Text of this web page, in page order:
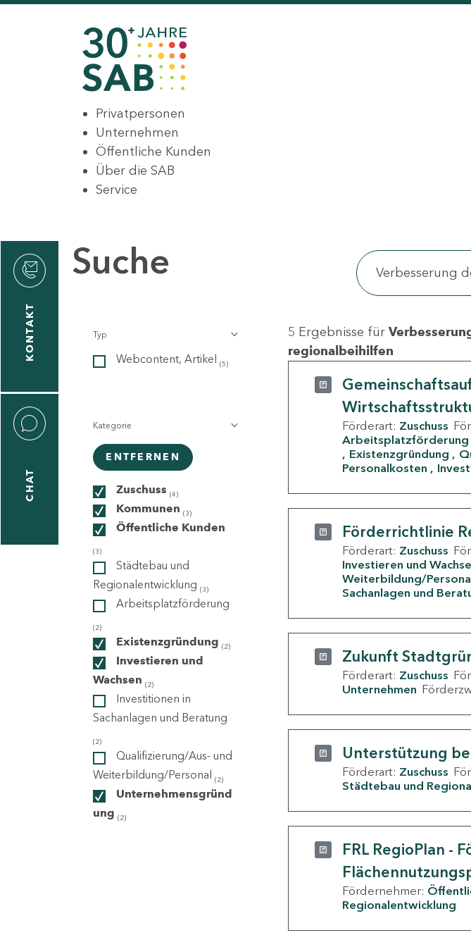
Privatpersonen
Unternehmen
Öffentliche Kunden
Über die SAB
Service
KONTAKT
CHAT
Suche
Typ
Webcontent, Artikel (5)
Kategorie
ENTFERNEN
Zuschuss (4)
Kommunen (3)
Öffentliche Kunden
(3)
Städtebau und
Regionalentwicklung (3)
Arbeitsplatzförderung
(2)
Existenzgründung (2)
Investieren und
Wachsen (2)
Investitionen in
Sachanlagen und Beratung
(2)
Qualifizierung/Aus- und
Weiterbildung/Personal (2)
Unternehmensgründ
ung (2)
5 Ergebnisse für
regionalbeihilfen
Förderart: Zuschuss
Arbeitsplatzförderung
Existenzgründung
Personalkosten
Förderrichtlinie
Förderart: Zuschuss
Investieren und
Weiterbildung/
Sachanlagen und
Zukunft
Förderart: Zuschuss
Unternehmen
Unterstützung
Förderart: Zuschuss
Städtebau und
FRL RegioPlan -
Fördernehmer:
Regionalentwicklung